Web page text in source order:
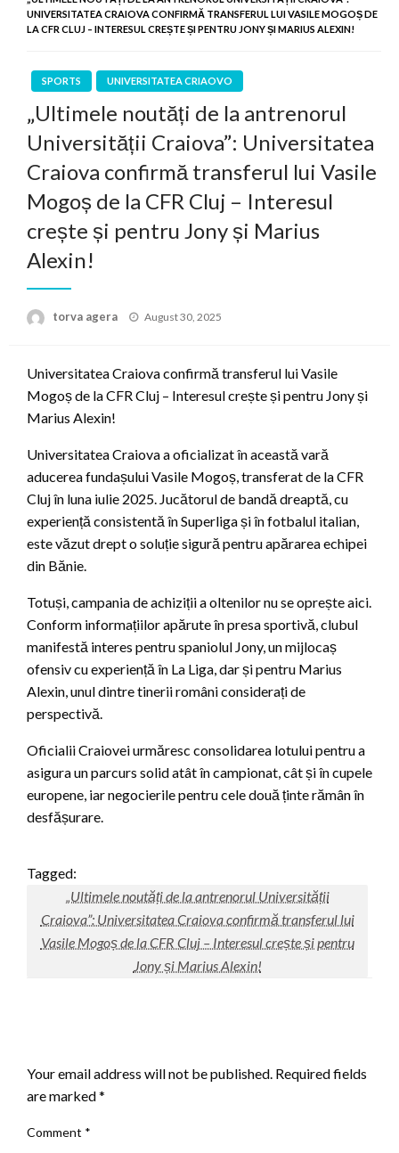
UNIVERSITATEA CRAIOVA CONFIRMĂ TRANSFERUL LUI VASILE MOGOȘ DE
LA CFR CLUJ – INTERESUL CREȘTE ȘI PENTRU JONY ȘI MARIUS ALEXIN!
SPORTS UNIVERSITATEA CRIAOVO
„Ultimele noutăți de la antrenorul
Universității Craiova”: Universitatea
Craiova confirmă transferul lui Vasile
Mogoș de la CFR Cluj – Interesul
crește și pentru Jony și Marius
Alexin!
torva agera
Posted
August 30, 2025
Universitatea Craiova confirmă transferul lui Vasile
Mogoș de la CFR Cluj – Interesul crește și pentru Jony și
Marius Alexin!
Universitatea Craiova a oficializat în această vară
aducerea fundașului Vasile Mogoș, transferat de la CFR
Cluj în luna iulie 2025. Jucătorul de bandă dreaptă, cu
experiență consistentă în Superliga și în fotbalul italian,
este văzut drept o soluție sigură pentru apărarea echipei
din Bănie.
Totuși, campania de achiziții a oltenilor nu se oprește aici.
Conform informațiilor apărute în presa sportivă, clubul
manifestă interes pentru spaniolul Jony, un mijlocaș
ofensiv cu experiență în La Liga, dar și pentru Marius
Alexin, unul dintre tinerii români considerați de
perspectivă.
Oficialii Craiovei urmăresc consolidarea lotului pentru a
asigura un parcurs solid atât în campionat, cât și în cupele
europene, iar negocierile pentru cele două ținte rămân în
desfășurare.
Tagged:
„Ultimele noutăți de la antrenorul Universității
Craiova”: Universitatea Craiova confirmă transferul lui
Vasile Mogoș de la CFR Cluj – Interesul crește și pentru
Jony și Marius Alexin!
Your email address will not be published. Required fields
are marked*
Comment *